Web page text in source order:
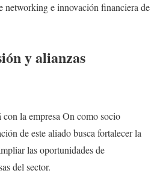
networking e innovación financiera de
y alianzas
la empresa On como socio
de este aliado busca fortalecer la
las oportunidades de
del sector.